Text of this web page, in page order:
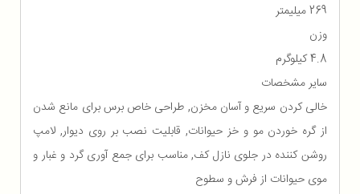
269 میلیمتر
وزن
4.8 کیلوگرم
سایر مشخصات
خالی کردن سریع و آسان مخزن, طراحی خاص برس برای مانع شدن
از گره خوردن مو و خز حیوانات, قابلیت نصب بر روی دیوار, لامپ
روشن کننده در جلوی نازل کف, مناسب برای جمع آوری گرد و غبار و
موی حیوانات از فرش و سطوح